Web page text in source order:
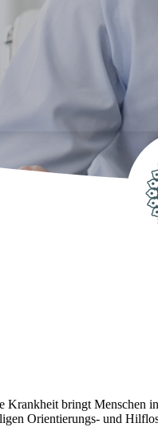
bringt Menschen
Orientierungs- und